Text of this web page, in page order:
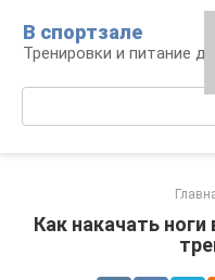
контенту
В спортзале
Тренировки и питание
Как накачать